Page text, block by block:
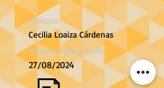
PROFESOR:
Cecilia Loaiza Cárdenas
FECHA DE FINALIZACIÓN:
27/08/2024